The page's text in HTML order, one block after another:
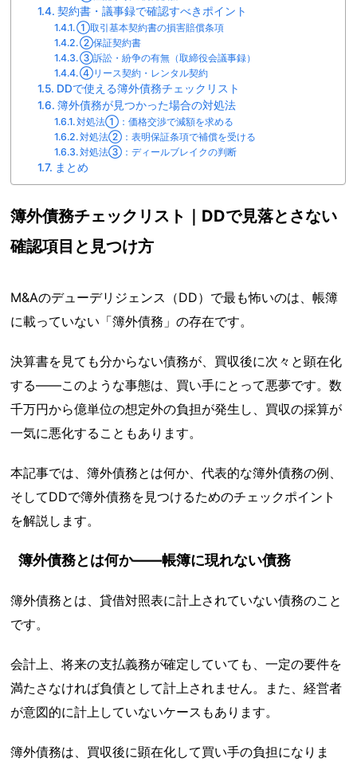
契約書・議事録で確認すべきポイント
①取引基本契約書の損害賠償条項
②保証契約書
③訴訟・紛争の有無（取締役会議事録）
④リース契約・レンタル契約
DDで使える簿外債務チェックリスト
簿外債務が見つかった場合の対処法
対処法①：価格交渉で減額を求める
対処法②：表明保証条項で補償を受ける
対処法③：ディールブレイクの判断
まとめ
簿外債務チェックリスト｜DDで見落とさない
確認項目と見つけ方
M&Aのデューデリジェンス（DD）で最も怖いのは、帳簿
に載っていない「簿外債務」の存在です。
決算書を見ても分からない債務が、買収後に次々と顕在化
する——このような事態は、買い手にとって悪夢です。数
千万円から億単位の想定外の負担が発生し、買収の採算が
一気に悪化することもあります。
本記事では、簿外債務とは何か、代表的な簿外債務の例、
そしてDDで簿外債務を見つけるためのチェックポイント
を解説します。
簿外債務とは何か——帳簿に現れない債務
簿外債務とは、貸借対照表に計上されていない債務のこと
です。
会計上、将来の支払義務が確定していても、一定の要件を
満たさなければ負債として計上されません。また、経営者
が意図的に計上していないケースもあります。
簿外債務は、買収後に顕在化して買い手の負担になりま